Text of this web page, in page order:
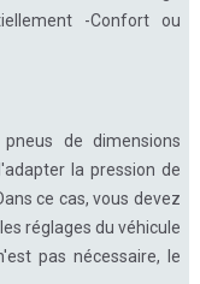
-Confort ou
de dimensions
la pression de
ce cas, vous devez
réglages du véhicule
pas nécessaire, le